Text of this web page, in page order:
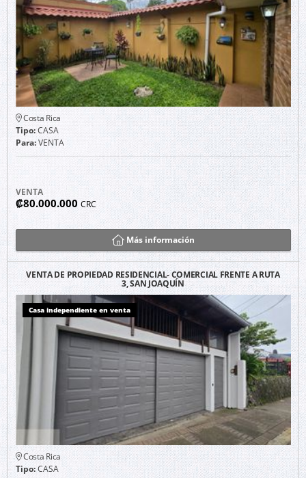
Costa Rica
Tipo:CASA
Para:VENTA
VENTA
₡80.000.000 CRC
Más información
VENTA DE PROPIEDAD RESIDENCIAL- COMERCIAL FRENTE A RUTA
3, SAN JOAQUÍN
Casa independiente en venta
Costa Rica
Tipo:CASA